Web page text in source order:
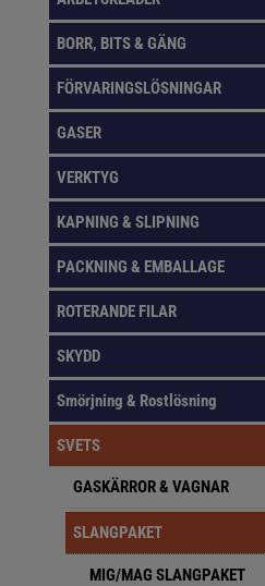
BORR, BITS & GÄNG
FÖRVARINGSLÖSNINGAR
GASER
VERKTYG
KAPNING & SLIPNING
PACKNING & EMBALLAGE
ROTERANDE FILAR
SKYDD
Smörjning & Rostlösning
SVETS
GASKÄRROR & VAGNAR
SLANGPAKET
MIG/MAG SLANGPAKET